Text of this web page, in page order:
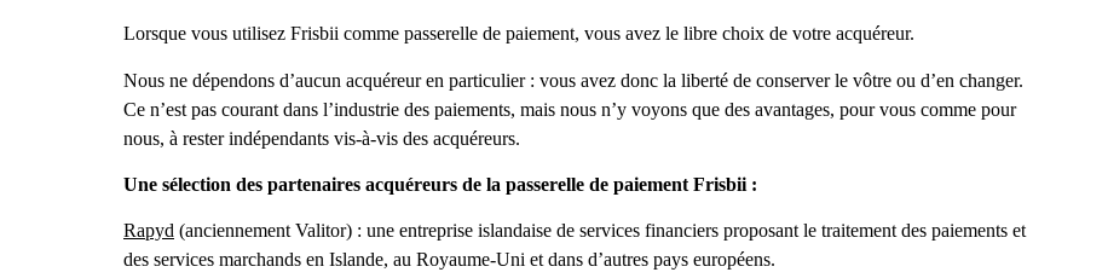
Lorsque vous utilisez Frisbii comme passerelle de paiement, vous avez le libre choix de votre acquéreur.
Nous ne dépendons d’aucun acquéreur en particulier : vous avez donc la liberté de conserver le vôtre ou d’en changer.
Ce n’est pas courant dans l’industrie des paiements, mais nous n’y voyons que des avantages, pour vous comme pour
nous, à rester indépendants vis-à-vis des acquéreurs.
Une sélection des partenaires acquéreurs de la passerelle de paiement Frisbii :
Rapyd (anciennement Valitor) : une entreprise islandaise de services financiers proposant le traitement des paiements et
des services marchands en Islande, au Royaume-Uni et dans d’autres pays européens.